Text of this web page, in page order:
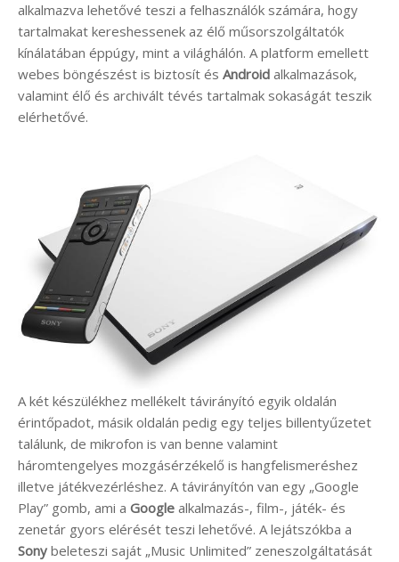
alkalmazva lehetővé teszi a felhasználók számára, hogy
tartalmakat kereshessenek az élő műsorszolgáltatók
kínálatában éppúgy, mint a világhálón. A platform emellett
webes böngészést is biztosít és Android alkalmazások,
valamint élő és archivált tévés tartalmak sokaságát teszik
elérhetővé.
A két készülékhez mellékelt távirányító egyik oldalán
érintőpadot, másik oldalán pedig egy teljes billentyűzetet
találunk, de mikrofon is van benne valamint
háromtengelyes mozgásérzékelő is hangfelismeréshez
illetve játékvezérléshez. A távirányítón van egy „Google
Play” gomb, ami a Google alkalmazás-, film-, játék- és
zenetár gyors elérését teszi lehetővé. A lejátszókba a
Sony beleteszi saját „Music Unlimited” zeneszolgáltatását